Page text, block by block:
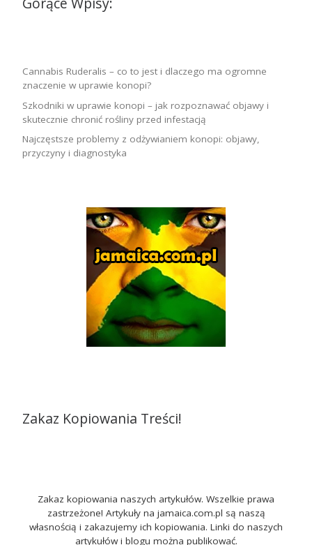
Cannabis Ruderalis – co to jest i dlaczego ma ogromne
znaczenie w uprawie konopi?
Szkodniki w uprawie konopi – jak rozpoznawać objawy i
skutecznie chronić rośliny przed infestacją
Najczęstsze problemy z odżywianiem konopi: objawy,
przyczyny i diagnostyka
Zakaz Kopiowania Treści!
Zakaz kopiowania naszych artykułów. Wszelkie prawa
zastrzeżone! Artykuły na jamaica.com.pl są naszą
własnością i zakazujemy ich kopiowania. Linki do naszych
artykułów i blogu można publikować.